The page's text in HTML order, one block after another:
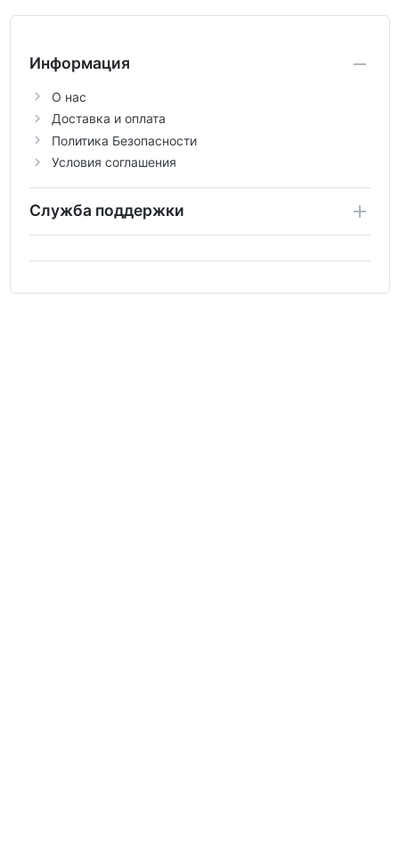
Информация
О нас
Доставка и оплата
Политика Безопасности
Условия соглашения
Служба поддержки